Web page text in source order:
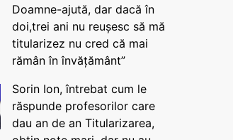
Doamne-ajută, dar dacă în
doi,trei ani nu reușesc să mă
titularizez nu cred că mai
rămân în învățământ”
Sorin Ion, întrebat cum le
răspunde profesorilor care
dau an de an Titularizarea,